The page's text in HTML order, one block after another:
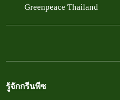
Greenpeace Thailand
รู้จักกรีนพีซ